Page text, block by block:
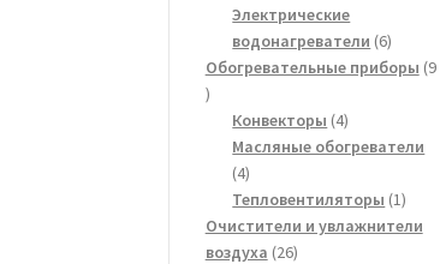
Электрические
водонагреватели 66
товаров
Обогревательные приборы 9
9
товаров
Конвекторы 44
товара
Масляные обогреватели
44
товара
Тепловентиляторы 11
товар
Очистители и увлажнители
воздуха 2626